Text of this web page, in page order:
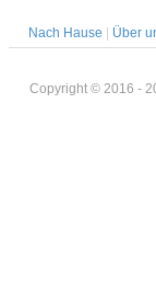
Nach Hause Über
Copyright © 2016 -